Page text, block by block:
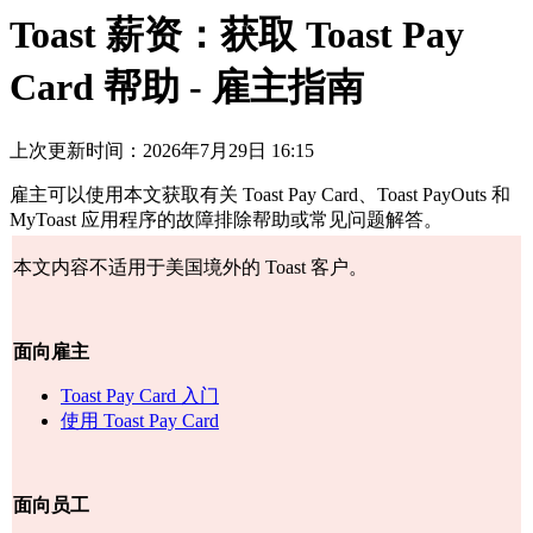
Toast 薪资：获取 Toast Pay
Card 帮助 - 雇主指南
上次更新时间：2026年7月29日 16:15
雇主可以使用本文获取有关 Toast Pay Card、Toast PayOuts 和
MyToast 应用程序的故障排除帮助或常见问题解答。
本文内容不适用于美国境外的 Toast 客户。
面向雇主
Toast Pay Card 入门
使用 Toast Pay Card
面向员工